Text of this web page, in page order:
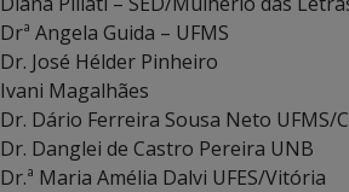
Drª Angela Guida – UFMS
Dr. José Hélder Pinheiro
Ivani Magalhães
Dr. Dário Ferreira Sousa Neto UFMS/
Dr. Danglei de Castro Pereira UNB
Dr.ª Maria Amélia Dalvi UFES/Vitória